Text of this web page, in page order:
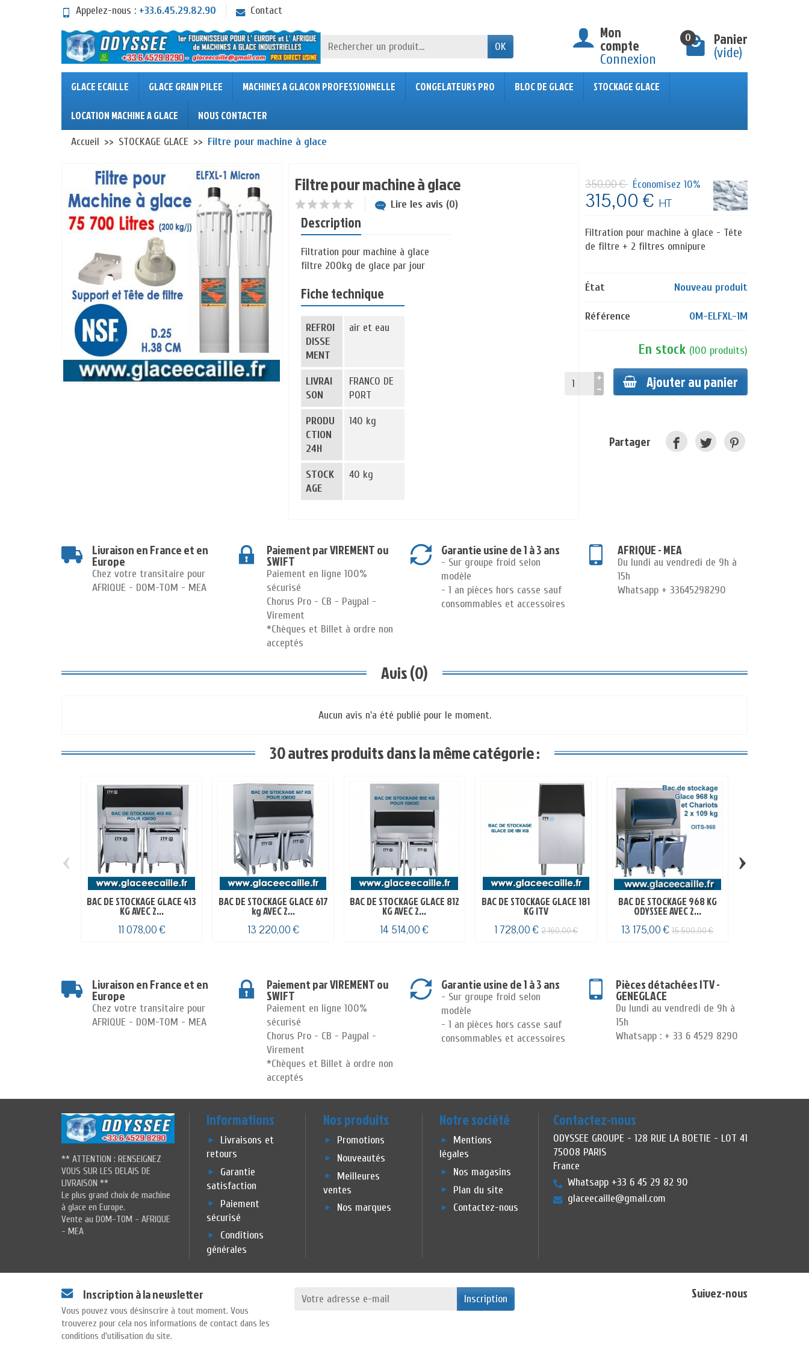
Appelez-nous : +33.6.45.29.82.90 Contact
OK
Mon
compte
Connexion
0 Panier
(vide)
GLACE ECAILLE GLACE GRAIN PILEE MACHINES A GLACON PROFESSIONNELLE CONGELATEURS PRO BLOC DE GLACE STOCKAGE GLACE
LOCATION MACHINE A GLACE NOUS CONTACTER
Accueil STOCKAGE GLACE Filtre pour machine à glace
Filtre pour machine à glace
Lire les avis (0)
Description
Filtration pour machine à glace
filtre 200kg de glace par jour
Fiche technique
REFROI
DISSE
MENT
air et eau
LIVRAI
SON
FRANCO DE
PORT
PRODU
CTION
24H
140 kg
STOCK
AGE
40 kg
350,00 € Économisez 10%
315,00 € HT
Filtration pour machine à glace - Téte
de filtre + 2 filtres omnipure
État Nouveau produit
Référence OM-ELFXL-1M
En stock (100 produits)
Ajouter au panier
Partager
Livraison en France et en
Europe
Chez votre transitaire pour
AFRIQUE - DOM-TOM - MEA
Paiement par VIREMENT ou
SWIFT
Paiement en ligne 100%
sécurisé
Chorus Pro - CB - Paypal -
Virement
*Chèques et Billet à ordre non
acceptés
Garantie usine de 1 à 3 ans
- Sur groupe froid selon
modèle
- 1 an pièces hors casse sauf
consommables et accessoires
AFRIQUE - MEA
Du lundi au vendredi de 9h à
15h
Whatsapp + 33645298290
Avis (0)
Aucun avis n'a été publié pour le moment.
30 autres produits dans la même catégorie :
BAC DE STOCKAGE GLACE 413
KG AVEC 2...
11 078,00 €
BAC DE STOCKAGE GLACE 617
kg AVEC 2...
13 220,00 €
BAC DE STOCKAGE GLACE 812
KG AVEC 2...
14 514,00 €
BAC DE STOCKAGE GLACE 181
KG ITV
1 728,00 € 2 160,00 €
BAC DE STOCKAGE 968 KG
ODYSSEE AVEC 2...
13 175,00 €15 500,00 €
‹ ›
Livraison en France et en
Europe
Chez votre transitaire pour
AFRIQUE - DOM-TOM - MEA
Paiement par VIREMENT ou
SWIFT
Paiement en ligne 100%
sécurisé
Chorus Pro - CB - Paypal -
Virement
*Chèques et Billet à ordre non
acceptés
Garantie usine de 1 à 3 ans
- Sur groupe froid selon
modèle
- 1 an pièces hors casse sauf
consommables et accessoires
Pièces détachées ITV -
GENEGLACE
Du lundi au vendredi de 9h à
15h
Whatsapp : + 33 6 4529 8290
** ATTENTION : RENSEIGNEZ
VOUS SUR LES DELAIS DE
LIVRAISON **
Le plus grand choix de machine
à glace en Europe.
Vente au DOM-TOM - AFRIQUE
- MEA
Informations
Livraisons et
retours
Garantie
satisfaction
Paiement
sécurisé
Conditions
générales
Nos produits
Promotions
Nouveautés
Meilleures
ventes
Nos marques
Notre société
Mentions
légales
Nos magasins
Plan du site
Contactez-nous
Contactez-nous
ODYSSEE GROUPE - 128 RUE LA BOETIE - LOT 41
75008 PARIS
France
Whatsapp +33 6 45 29 82 90
glaceecaille@gmail.com
Inscription à la newsletter
Vous pouvez vous désinscrire à tout moment. Vous
trouverez pour cela nos informations de contact dans les
conditions d'utilisation du site.
Inscription Suivez-nous